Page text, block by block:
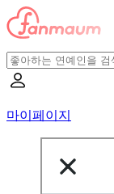
마이페이지